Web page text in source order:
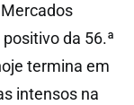
da 56.ª
termina em
intensos na